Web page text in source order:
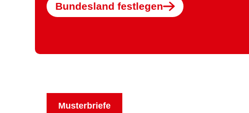
Bundesland festlegen
Musterbriefe